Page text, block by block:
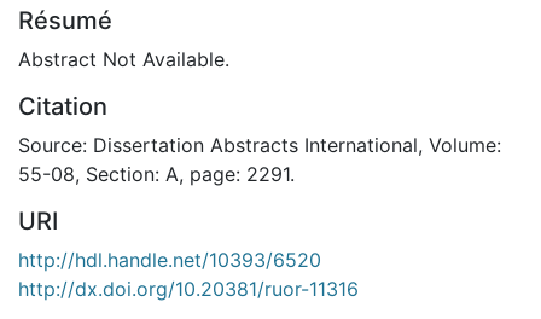
Résumé
Abstract Not Available.
Citation
Source: Dissertation Abstracts International, Volume:
55-08, Section: A, page: 2291.
URI
http://hdl.handle.net/10393/6520
http://dx.doi.org/10.20381/ruor-11316